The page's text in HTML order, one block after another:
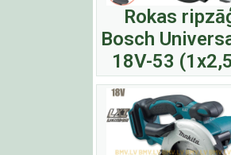
Rokas
Bosch
18V-53